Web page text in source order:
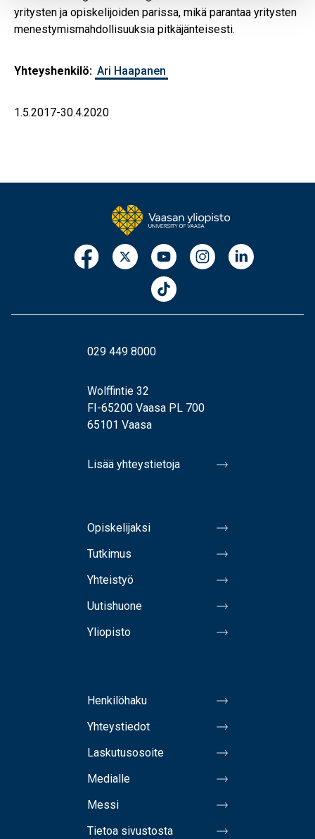
yritysten ja opiskelijoiden parissa, mikä parantaa yritysten
menestymismahdollisuuksia pitkäjänteisesti.
Yhteyshenkilö: Ari Haapanen
1.5.2017-30.4.2020
029 449 8000
Wolffintie 32
FI-65200 Vaasa PL 700
65101 Vaasa
Lisää yhteystietoja
Opiskelijaksi
Tutkimus
Yhteistyö
Uutishuone
Yliopisto
Henkilöhaku
Yhteystiedot
Laskutusosoite
Medialle
Messi
Tietoa sivustosta